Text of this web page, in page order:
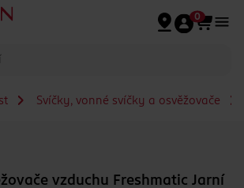
obsah
0
Svíčky, vonné svíčky a osvěžovače
vzduchu Freshmatic Jarní